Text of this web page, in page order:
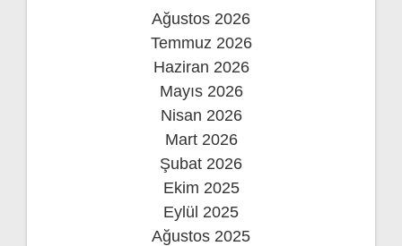
Ağustos 2026
Temmuz 2026
Haziran 2026
Mayıs 2026
Nisan 2026
Mart 2026
Şubat 2026
Ekim 2025
Eylül 2025
Ağustos 2025